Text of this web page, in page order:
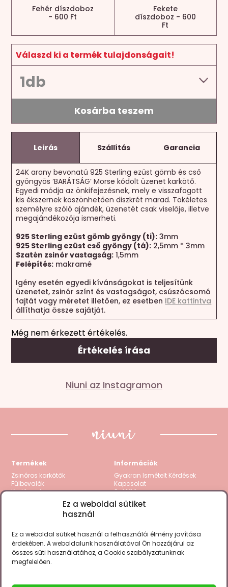
Ez a weboldal sütiket
használ
Ez a weboldal sütiket használ a felhasználói élmény javítása
érdekében. A weboldalunk használatával Ön hozzájárul az
összes süti használatához, a Cookie szabályzatunknak
megfelelően.
Fehér díszdoboz
- 600 Ft
Fekete
díszdoboz - 600
Ft
Válaszd ki a termék tulajdonságait!
Kosárba teszem
Leírás Szállítás Garancia
24K arany bevonatú 925 Sterling ezüst gömb és cső
gyöngyös ‘BARÁTSÁG’ Morse kódolt üzenet karkötő.
Egyedi módja az önkifejezésnek, mely e visszafogott
kis ékszernek köszönhetően diszkrét marad. Tökéletes
személyre szóló ajándék, üzenetét csak viselője, illetve
megajándékozója ismerheti.
925 Sterling ezüst gömb gyöngy (ti): 3mm
925 Sterling ezüst cső gyöngy (tá): 2,5mm * 3mm
Szatén zsinór vastagság: 1,5mm
Felépítés: makramé
Igény esetén egyedi kívánságokat is teljesítünk
üzenetet, zsinór színt és vastagságot, csúszócsomó
fajtát vagy méretet illetően, ez esetben IDE kattintva
állíthatja össze sajátját.
Még nem érkezett értékelés.
Értékelés írása
Az e-mail címet nem tesszük közzé.
1 / 5 csillag2 / 5 csillag3 / 5 csillag 4 / 5 csillag5
Értékelésed
Niuni az Instagramon
Termékek
Zsinóros karkötők
Fülbevalók
Karláncok
Gravírozható termékek
Információk
Gyakran Ismételt Kérdések
Kapcsolat
Szállítás
Visszatérítés / Garancia
Fizetési módok
Adatkezelési tájékoztató
Cookie Policy (EU)
Megtalálsz minket a fontosabb